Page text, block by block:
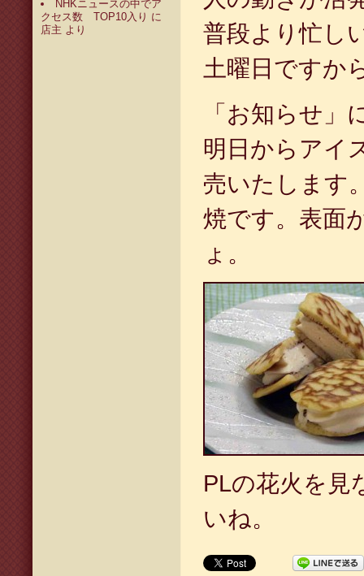
NHKニュースの中でア
クセス数 TOP10入り に
店主 より
普段より忙し
土曜日ですか
「お知らせ」
明日からアイ
売いたします
焼です。表面
ょ。
PLの花火を見
いね。